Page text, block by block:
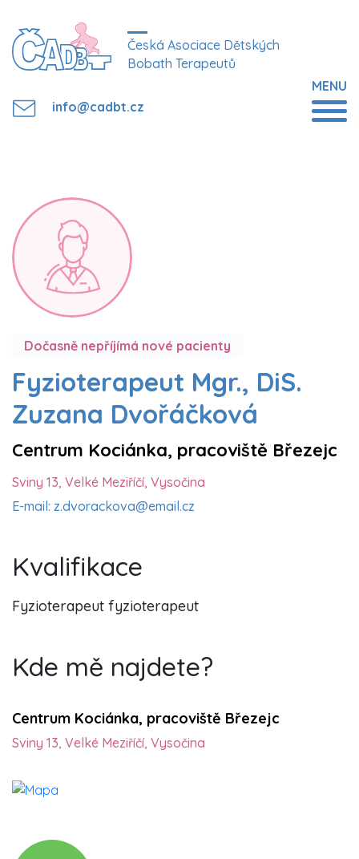
Česká Asociace Dětských
Bobath Terapeutů
info@cadbt.cz
MENU
Dočasně nepříjímá nové pacienty
Fyzioterapeut Mgr., DiS.
Zuzana Dvořáčková
Centrum Kociánka, pracoviště Březejc
Sviny 13, Velké Meziříčí, Vysočina
E-mail: z.dvorackova@email.cz
Kvalifikace
Fyzioterapeut fyzioterapeut
Kde mě najdete?
Centrum Kociánka, pracoviště Březejc
Sviny 13, Velké Meziříčí, Vysočina